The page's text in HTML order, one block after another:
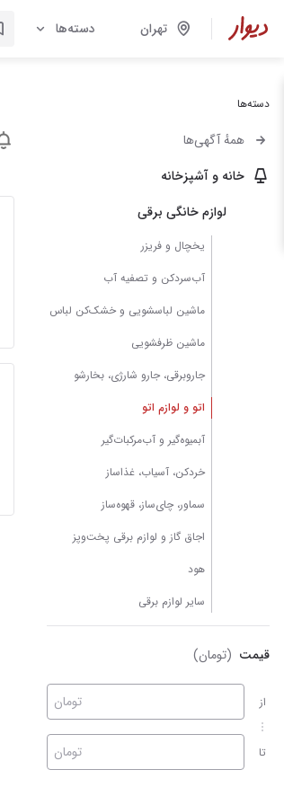
تهران دسته‌ها
دسته‌ها
همهٔ آگهی‌ها
خانه و آشپزخانه
لوازم خانگی برقی
یخچال و فریزر
آب‌سردکن و تصفیه آب
ماشین لباسشویی و خشک‌کن لباس
ماشین ظرفشویی
جاروبرقی، جارو شارژی، بخارشو
اتو و لوازم اتو
آبمیوه‌گیر و آب‌مرکبات‌گیر
خردکن، آسیاب، غذاساز
سماور، چای‌ساز، قهوه‌ساز
اجاق گاز و لوازم برقی پخت‌وپز
هود
سایر لوازم برقی
قیمت (تومان)
از
تا
تومان
تومان